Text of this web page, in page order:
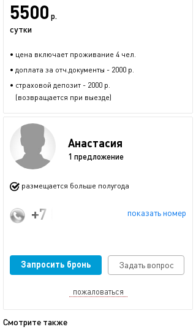
5500 р.
сутки
• цена включает проживание 4 чел.
• доплата за отч.документы - 2000 р.
• страховой депозит - 2000 р.
(возвращается при выезде)
Анастасия
1 предложение
размещается больше полугода
показать номер
+7 (929) 670-90-96
Запросить бронь Задать вопрос
пожаловаться
Смотрите также